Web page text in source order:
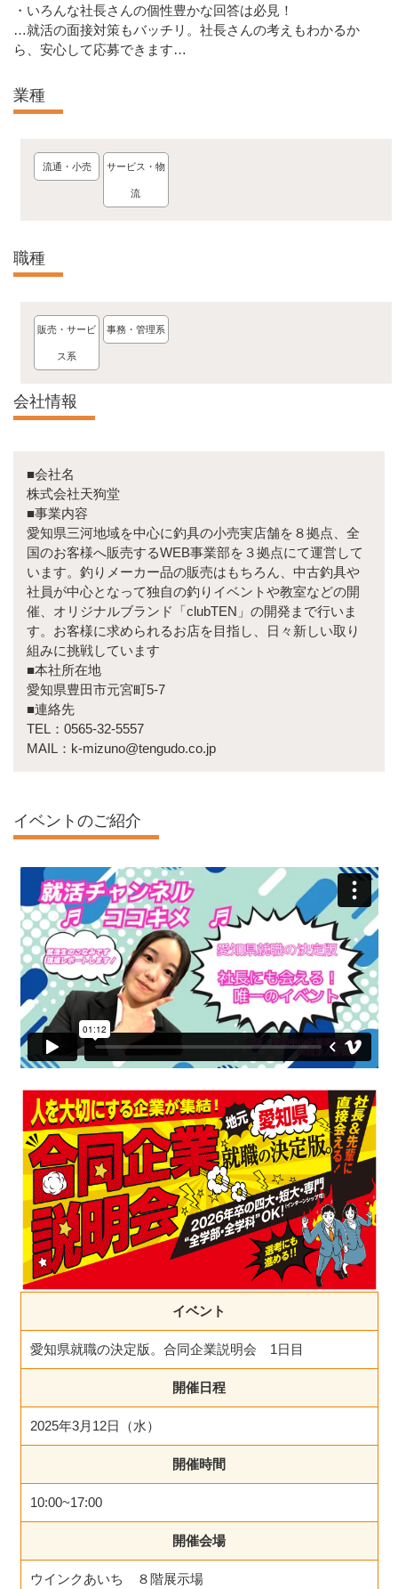
・いろんな社長さんの個性豊かな回答は必見！
…就活の面接対策もバッチリ。社長さんの考えもわかるか
ら、安心して応募できます…
業種
流通・小売 サービス・物
流
職種
販売・サービ
ス系
事務・管理系
会社情報
■会社名
株式会社天狗堂
■事業内容
愛知県三河地域を中心に釣具の小売実店舗を８拠点、全
国のお客様へ販売するWEB事業部を３拠点にて運営して
います。釣りメーカー品の販売はもちろん、中古釣具や
社員が中心となって独自の釣りイベントや教室などの開
催、オリジナルブランド「clubTEN」の開発まで行いま
す。お客様に求められるお店を目指し、日々新しい取り
組みに挑戦しています
■本社所在地
愛知県豊田市元宮町5-7
■連絡先
TEL：0565-32-5557
MAIL：k-mizuno@tengudo.co.jp
イベントのご紹介
イベント
愛知県就職の決定版。合同企業説明会 1日目
開催日程
2025年3月12日（水）
開催時間
10:00~17:00
開催会場
ウインクあいち ８階展示場